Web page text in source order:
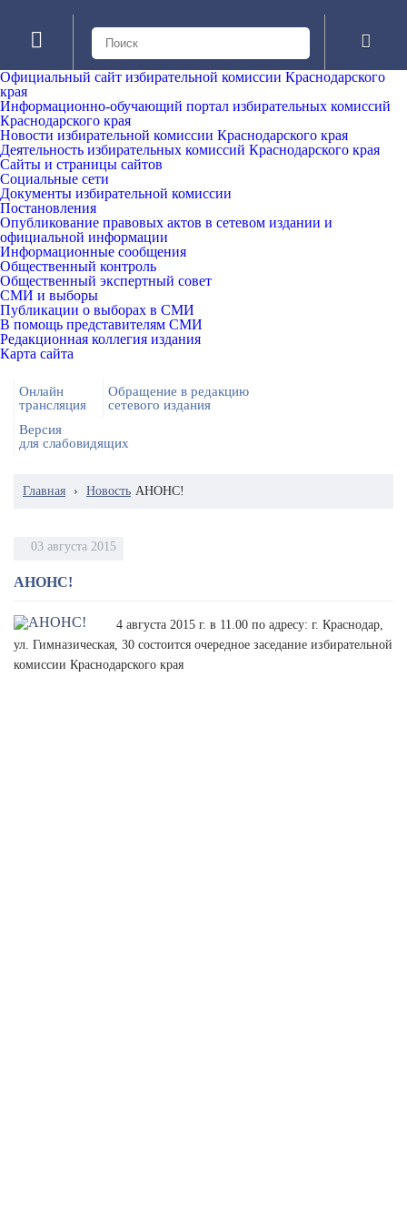
Официальный сайт избирательной комиссии Краснодарского
края
Информационно-обучающий портал избирательных комиссий
Краснодарского края
Новости избирательной комиссии Краснодарского края
Деятельность избирательных комиссий Краснодарского края
Сайты и страницы сайтов
Социальные сети
Документы избирательной комиссии
Постановления
Опубликование правовых актов в сетевом издании и
официальной информации
Информационные сообщения
Общественный контроль
Общественный экспертный совет
СМИ и выборы
Публикации о выборах в СМИ
В помощь представителям СМИ
Редакционная коллегия издания
Карта сайта
Онлайн
трансляция
Обращение в редакцию
сетевого издания
Версия
для слабовидящих
Главная › Новость АНОНС!
03 августа 2015
АНОНС!
4 августа 2015 г. в 11.00 по адресу: г. Краснодар,
ул. Гимназическая, 30 состоится очередное заседание избирательной
комиссии Краснодарского края